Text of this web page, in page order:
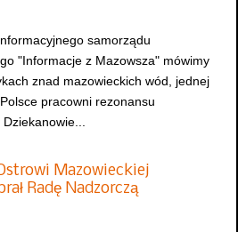
samorządu
"Informacje z Mazowsza" mówimy
znad mazowieckich wód, jednej
pracowni rezonansu
Mazowieckiej
Radę Nadzorczą